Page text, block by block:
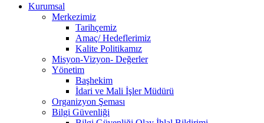
Kurumsal
Merkezimiz
Tarihçemiz
Amaç/ Hedeflerimiz
Kalite Politikamız
Misyon-Vizyon- Değerler
Yönetim
Başhekim
İdari ve Mali İşler Müdürü
Organizyon Şeması
Bilgi Güvenliği